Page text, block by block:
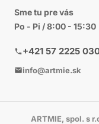
Sme tu pre vás
Po - Pi / 8:00 - 15:30
+421 57 2225
info@artmie.sk
ARTMIE, spol. s